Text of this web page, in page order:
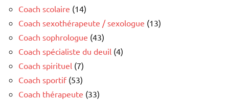
Coach scolaire (14)
Coach sexothérapeute / sexologue (13)
Coach sophrologue (43)
Coach spécialiste du deuil (4)
Coach spirituel (7)
Coach sportif(53)
Coach thérapeute (33)